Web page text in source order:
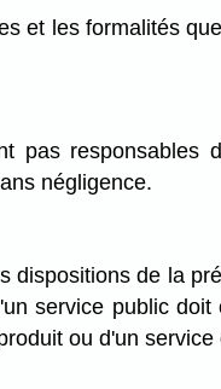
et les formalités
pas
négligence.
de la
service public
ou d'un